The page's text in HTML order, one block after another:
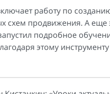
работу по
схем продвижения. А еще
подробное
этому